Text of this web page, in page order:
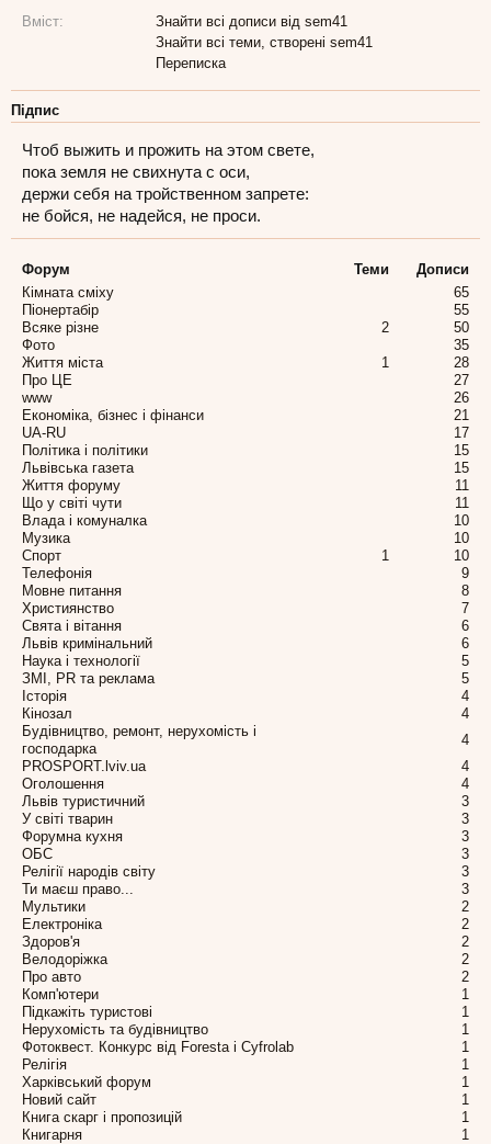
Вміст:
Знайти всі дописи від sem41
Знайти всі теми, створені sem41
Переписка
Підпис
Чтоб выжить и прожить на этом свете,
пока земля не свихнута с оси,
держи себя на тройственном запрете:
не бойся, не надейся, не проси.
Форум Теми
Дописи
Кімната сміху
65
Піонертабір
55
Всяке різне
2
50
Фото
35
Життя міста
1
28
Про ЦЕ
27
www
26
Економіка, бізнес і фінанси
21
UA-RU
17
Політика і політики
15
Львівська газета
15
Життя форуму
11
Що у світі чути
11
Влада і комуналка
10
Музика
10
Спорт
1
10
Телефонія
9
Мовне питання
8
Християнство
7
Свята і вітання
6
Львів кримінальний
6
Наука і технології
5
ЗМІ, PR та реклама
5
Історія
4
Кінозал
4
Будівництво, ремонт, нерухомість і
господарка
4
PROSPORT.lviv.ua
4
Оголошення
4
Львів туристичний
3
У світі тварин
3
Форумна кухня
3
ОБС
3
Релігії народів світу
3
Ти маєш право...
3
Мультики
2
Електроніка
2
Здоров'я
2
Велодоріжка
2
Про авто
2
Комп'ютери
1
Підкажіть туристові
1
Нерухомість та будівництво
1
Фотоквест. Конкурс від Foresta і Cyfrolab
1
Релігія
1
Харківський форум
1
Новий сайт
1
Книга скарг і пропозицій
1
Книгарня
1